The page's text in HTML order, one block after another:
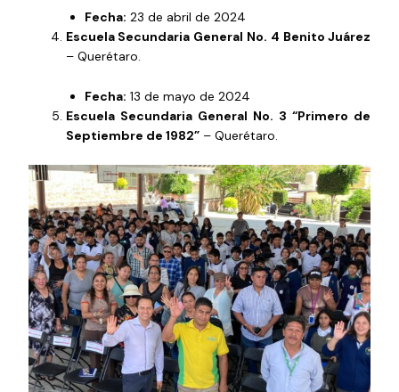
Fecha: 23 de abril de 2024
Escuela Secundaria General No. 4 Benito Juárez
– Querétaro.
Fecha: 13 de mayo de 2024
Escuela Secundaria General No. 3 “Primero de
Septiembre de 1982”– Querétaro.